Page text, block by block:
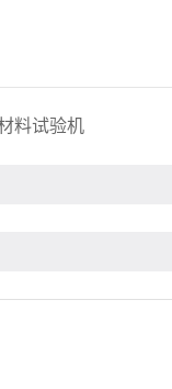
料试验机